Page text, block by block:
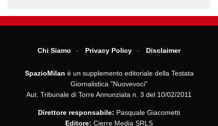
Chi Siamo Privacy Policy Disclaimer
SpazioMilan è un supplemento editoriale della Testata
Giornalistica "Nuovevoci"
Aut. Tribunale di Torre Annunziata n. 3 del 10/02/2011
Direttore responsabile: Pasquale Giacometti
Editore: Cierre Media SRLS